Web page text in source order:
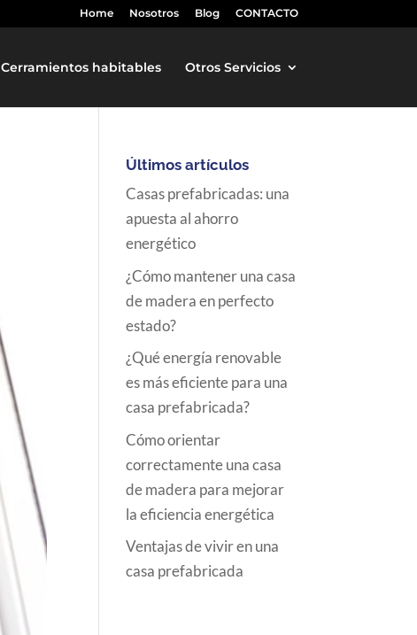
Home Nosotros Blog CONTACTO
Cerramientos habitables Otros Servicios
Últimos artículos
Casas prefabricadas: una
apuesta al ahorro
energético
¿Cómo mantener una casa
de madera en perfecto
estado?
¿Qué energía renovable
es más eficiente para una
casa prefabricada?
Cómo orientar
correctamente una casa
de madera para mejorar
la eficiencia energética
Ventajas de vivir en una
casa prefabricada